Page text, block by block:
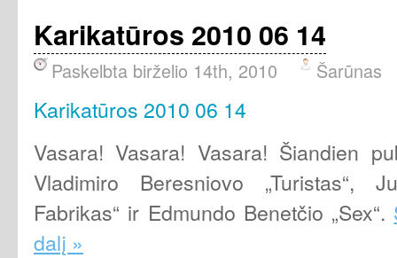
Karikatūros 2010 06 14
Paskelbta birželio 14th, 2010 Šarūnas
Karikatūros 2010 06 14
Vasara! Vasara! Vasara! Šiandien
Vladimiro Beresniovo „Turistas“,
Fabrikas“ ir Edmundo Benetčio „Sex“.
dalį »